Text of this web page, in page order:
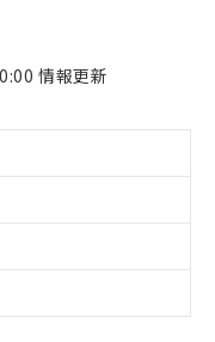
情報更新